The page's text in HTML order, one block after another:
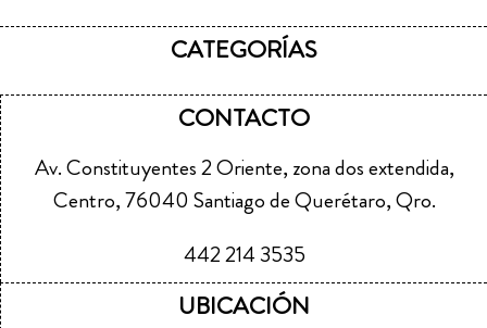
CATEGORÍAS
CONTACTO
Av. Constituyentes 2 Oriente, zona dos extendida,
Centro, 76040 Santiago de Querétaro, Qro.
442 214 3535
UBICACIÓN